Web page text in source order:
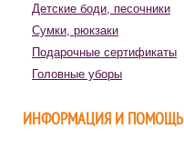
Детские боди, песочники
Сумки, рюкзаки
Подарочные сертификаты
Головные уборы
ИНФОРМАЦИЯ И ПОМОЩЬ